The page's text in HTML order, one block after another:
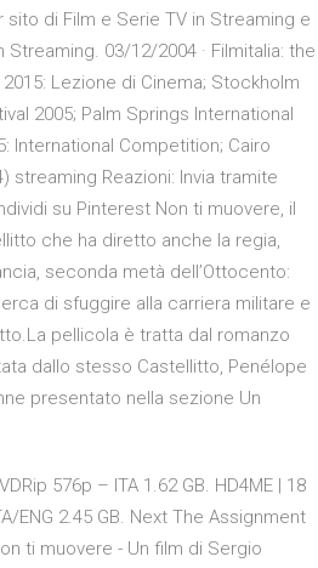
sito di Film e Serie TV in Streaming e
03/12/2004 · Filmitalia: the
Lezione di Cinema; Stockholm
2005; Palm Springs International
International Competition; Cairo
streaming Reazioni: Invia tramite
su Pinterest Non ti muovere, il
che ha diretto anche la regia,
seconda metà dell’Ottocento:
di sfuggire alla carriera militare e
pellicola è tratta dal romanzo
dallo stesso Castellitto, Penélope
presentato nella sezione Un
576p – ITA 1.62 GB. HD4ME | 18
ENG 2.45 GB. Next The Assignment
ti muovere - Un film di Sergio